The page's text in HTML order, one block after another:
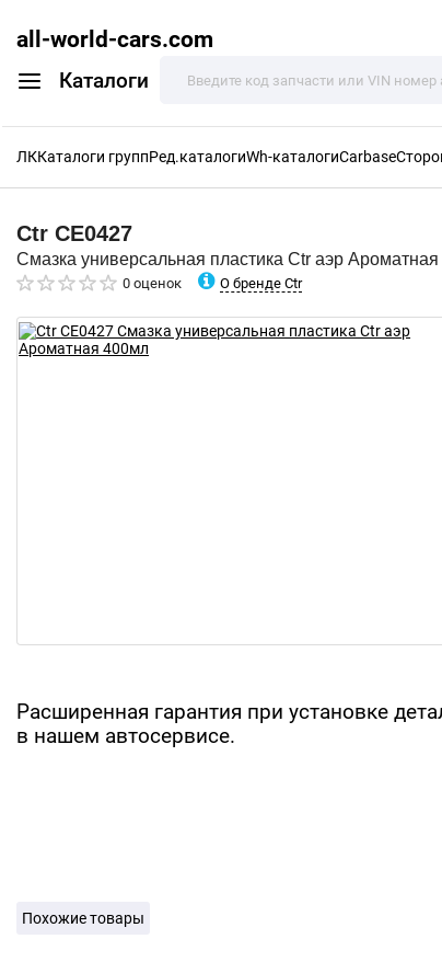
all-world-cars.com
Каталоги
ЛККаталоги группРед.каталогиWh-каталогиCarbase
Ctr CE0427
Смазка универсальная пластика Ctr аэр
0 оценок О бренде Ctr
Расширенная гарантия при установке
в нашем автосервисе.
Похожие товары